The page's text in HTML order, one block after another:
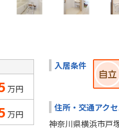
万円
万円
入居条件
住所・交通アク
神奈川県横浜市戸